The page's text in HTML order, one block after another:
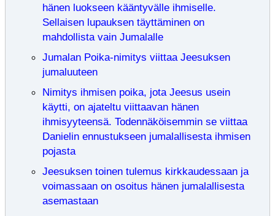
hänen luokseen kääntyvälle ihmiselle.
Sellaisen lupauksen täyttäminen on
mahdollista vain Jumalalle
Jumalan Poika-nimitys viittaa Jeesuksen
jumaluuteen
Nimitys ihmisen poika, jota Jeesus usein
käytti, on ajateltu viittaavan hänen
ihmisyyteensä. Todennäköisemmin se viittaa
Danielin ennustukseen jumalallisesta ihmisen
pojasta
Jeesuksen toinen tulemus kirkkaudessaan ja
voimassaan on osoitus hänen jumalallisesta
asemastaan